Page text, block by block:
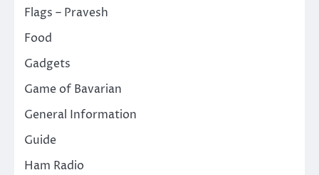
Flags – Pravesh
Food
Gadgets
Game of Bavarian
General Information
Guide
Ham Radio